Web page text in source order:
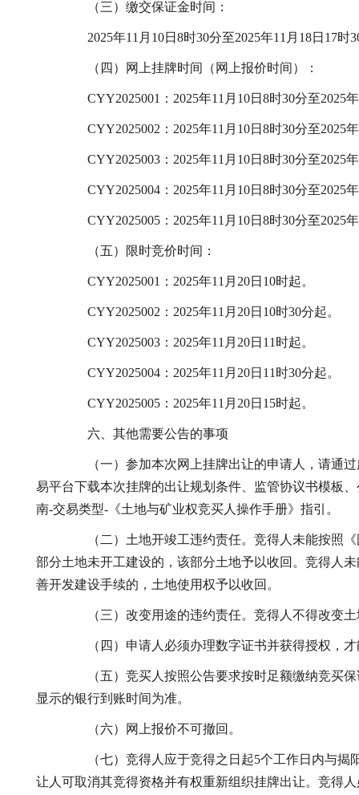
（三）缴交保证金时间：
2025年11月10日8时30分至2025年11月18日17时
（四）网上挂牌时间（网上报价时间）：
CYY2025001：2025年11月10日8时30分至2025年
CYY2025002：2025年11月10日8时30分至2025年
CYY2025003：2025年11月10日8时30分至2025年
CYY2025004：2025年11月10日8时30分至2025年
CYY2025005：2025年11月10日8时30分至2025年
（五）限时竞价时间：
CYY2025001：2025年11月20日10时起。
CYY2025002：2025年11月20日10时30分起。
CYY2025003：2025年11月20日11时起。
CYY2025004：2025年11月20日11时30分起。
CYY2025005：2025年11月20日15时起。
六、其他需要公告的事项
（一）参加本次网上挂牌出让的申请人，请通过
易平台下载本次挂牌的出让规划条件、监管协议书模板
南-交易类型-《土地与矿业权竞买人操作手册》指引。
（二）土地开竣工违约责任。竞得人未能按照《
部分土地未开工建设的，该部分土地予以收回。竞得人
善开发建设手续的，土地使用权予以收回。
（三）改变用途的违约责任。竞得人不得改变土
（四）申请人必须办理数字证书并获得授权，才
（五）竞买人按照公告要求按时足额缴纳竞买保
显示的银行到账时间为准。
（六）网上报价不可撤回。
（七）竞得人应于竞得之日起5个工作日内与揭
让人可取消其竞得资格并有权重新组织挂牌出让。竞得